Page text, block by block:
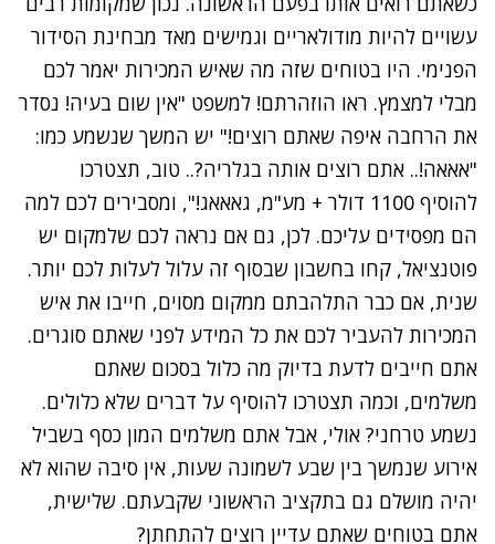
עשויים להיות מודולאריים וגמישים מאד מבחינת הסידור
הפנימי. היו בטוחים שזה מה שאיש המכירות יאמר לכם
מבלי למצמץ. ראו הוזהרתם! למשפט "אין שום בעיה! נסדר
את הרחבה איפה שאתם רוצים!" יש המשך שנשמע כמו:
"אאאה!.. אתם רוצים אותה בגלריה?.. טוב, תצטרכו
להוסיף 1100 דולר + מע"מ, גאאאג!", ומסבירים לכם למה
הם מפסידים עליכם. לכן, גם אם נראה לכם שלמקום יש
פוטנציאל, קחו בחשבון שבסוף זה עלול לעלות לכם יותר.
שנית, אם כבר התלהבתם ממקום מסוים, חייבו את איש
המכירות להעביר לכם את כל המידע לפני שאתם סוגרים.
אתם חייבים לדעת בדיוק מה כלול בסכום שאתם
משלמים, וכמה תצטרכו להוסיף על דברים שלא כלולים.
נשמע טרחני? אולי, אבל אתם משלמים המון כסף בשביל
אירוע שנמשך בין שבע לשמונה שעות, אין סיבה שהוא לא
יהיה מושלם גם בתקציב הראשוני שקבעתם. שלישית,
אתם בטוחים שאתם עדיין רוצים להתחתן?